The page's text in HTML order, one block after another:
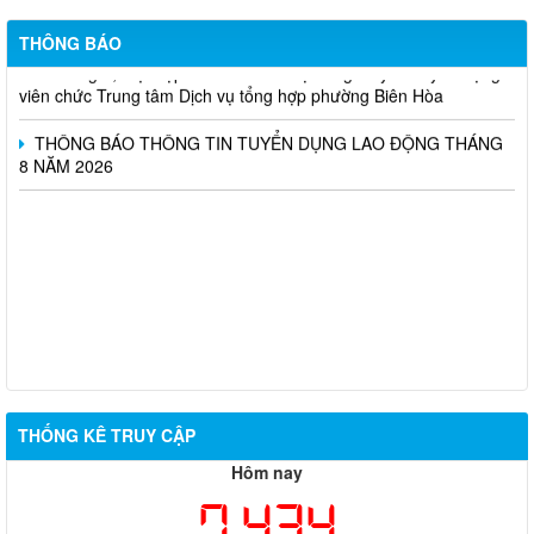
THÔNG BÁO
Thông báo kết quả kiểm tra điều kiện, tiêu chuẩn dự tuyển viên
chức vòng 1; triệu tập thí sinh tham dự vòng 2 kỳ thi tuyển dụng
viên chức Trung tâm Dịch vụ tổng hợp phường Biên Hòa
THÔNG BÁO THÔNG TIN TUYỂN DỤNG LAO ĐỘNG THÁNG
8 NĂM 2026
THỐNG KÊ TRUY CẬP
Hôm nay